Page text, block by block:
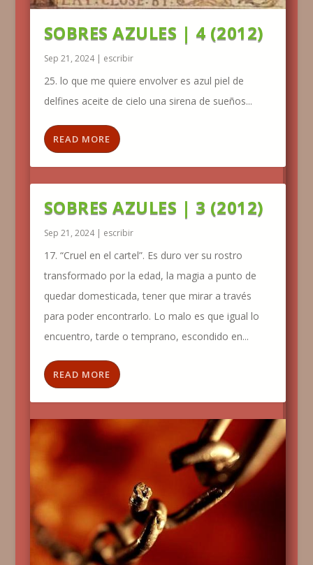
SOBRES AZULES | 4 (2012)
Sep 21, 2024| escribir
25. lo que me quiere envolver es azul piel de
delfines aceite de cielo una sirena de sueños...
READ MORE
SOBRES AZULES | 3 (2012)
Sep 21, 2024| escribir
17. “Cruel en el cartel”. Es duro ver su rostro
transformado por la edad, la magia a punto de
quedar domesticada, tener que mirar a través
para poder encontrarlo. Lo malo es que igual lo
encuentro, tarde o temprano, escondido en...
READ MORE